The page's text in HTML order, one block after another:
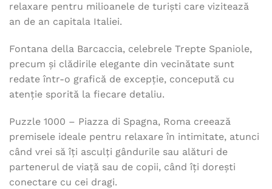
relaxare pentru milioanele de turiști care vizitează
an de an capitala Italiei.
Fontana della Barcaccia, celebrele Trepte Spaniole,
precum și clădirile elegante din vecinătate sunt
redate într-o grafică de excepție, concepută cu
atenție sporită la fiecare detaliu.
Puzzle 1000 – Piazza di Spagna, Roma creează
premisele ideale pentru relaxare în intimitate, atunci
când vrei să îți asculți gândurile sau alături de
partenerul de viață sau de copii, când îți dorești
conectare cu cei dragi.